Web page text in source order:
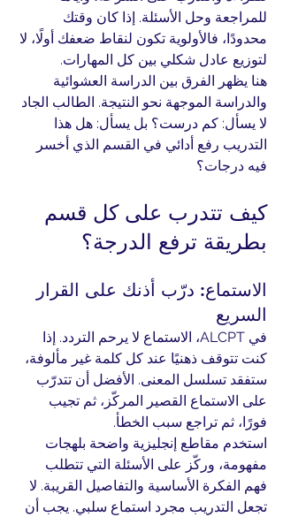
للمراجعة وحل الأسئلة. إذا كان وقتك
محدودًا، فالأولوية تكون لنقاط ضعفك أولًا، لا
لتوزيع عادل شكلي بين كل المهارات.
هنا يظهر الفرق بين الدراسة العشوائية
والدراسة الموجهة نحو النتيجة. الطالب الجاد
لا يسأل: كم درست؟ بل يسأل: هل هذا
التدريب رفع أدائي في القسم الذي أخسر
فيه درجات؟
كيف تتدرب على كل قسم
بطريقة ترفع الدرجة؟
الاستماع: درّب أذنك على القرار
السريع
في ALCPT، الاستماع لا يرحم التردد. إذا
كنت تتوقف ذهنيًا عند كل كلمة غير مألوفة،
ستفقد تسلسل المعنى. الأفضل أن تتدرّب
على الاستماع القصير المركّز، ثم تجيب
فورًا، ثم تراجع سبب الخطأ.
استخدم مقاطع إنجليزية واضحة بلهجات
مفهومة، وركّز على الأسئلة التي تتطلب
فهم الفكرة الأساسية والتفاصيل القريبة. لا
تجعل التدريب مجرد استماع سلبي. يجب أن